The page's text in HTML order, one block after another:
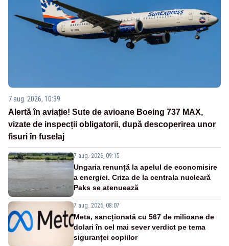
7 aug. 2026, 10:39
Alertă în aviație! Sute de avioane Boeing 737 MAX,
vizate de inspecții obligatorii, după descoperirea unor
fisuri în fuselaj
7 aug. 2026, 09:15
Ungaria renunță la apelul de economisire
a energiei. Criza de la centrala nucleară
Paks se atenuează
7 aug. 2026, 08:07
Meta, sancționată cu 567 de milioane de
dolari în cel mai sever verdict pe tema
siguranței copiilor